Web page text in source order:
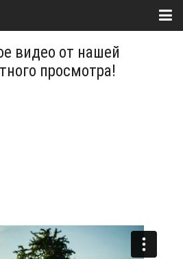
видео от нашей
просмотра!